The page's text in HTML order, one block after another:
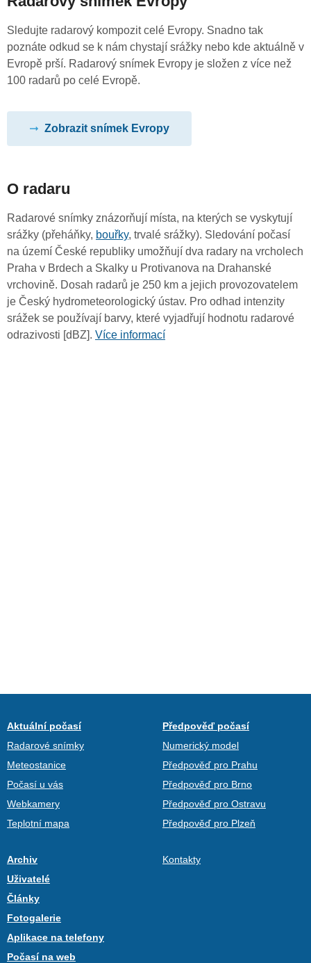
Sledujte radarový kompozit celé Evropy. Snadno tak
poznáte odkud se k nám chystají srážky nebo kde aktuálně v
Evropě prší. Radarový snímek Evropy je složen z více než
100 radarů po celé Evropě.
Zobrazit snímek Evropy
O radaru
Radarové snímky znázorňují místa, na kterých se vyskytují
srážky (přeháňky, bouřky, trvalé srážky). Sledování počasí
na území České republiky umožňují dva radary na vrcholech
Praha v Brdech a Skalky u Protivanova na Drahanské
vrchovině. Dosah radarů je 250 km a jejich provozovatelem
je Český hydrometeorologický ústav. Pro odhad intenzity
srážek se používají barvy, které vyjadřují hodnotu radarové
odrazivosti [dBZ]. Více informací
Aktuální počasí
Radarové snímky
Meteostanice
Počasí u vás
Webkamery
Teplotní mapa
Předpověď počasí
Numerický model
Předpověď pro Prahu
Předpověď pro Brno
Předpověď pro Ostravu
Předpověď pro Plzeň
Archiv
Uživatelé
Články
Fotogalerie
Aplikace na telefony
Počasí na web
Kontakty